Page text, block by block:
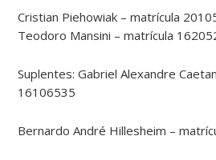
Cristian Piehowiak – matrícula
Teodoro Mansini – matrícula
Suplentes: Gabriel Alexandre
16106535
Bernardo André Hillesheim –